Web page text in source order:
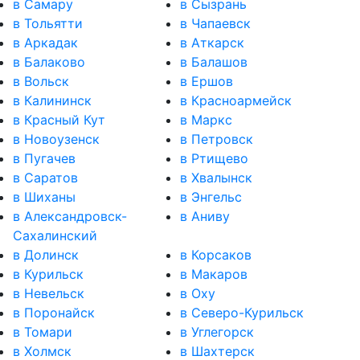
в Самару
в Сызрань
в Тольятти
в Чапаевск
в Аркадак
в Аткарск
в Балаково
в Балашов
в Вольск
в Ершов
в Калининск
в Красноармейск
в Красный Кут
в Маркс
в Новоузенск
в Петровск
в Пугачев
в Ртищево
в Саратов
в Хвалынск
в Шиханы
в Энгельс
в Александровск-
Сахалинский
в Аниву
в Долинск
в Корсаков
в Курильск
в Макаров
в Невельск
в Оху
в Поронайск
в Северо-Курильск
в Томари
в Углегорск
в Холмск
в Шахтерск